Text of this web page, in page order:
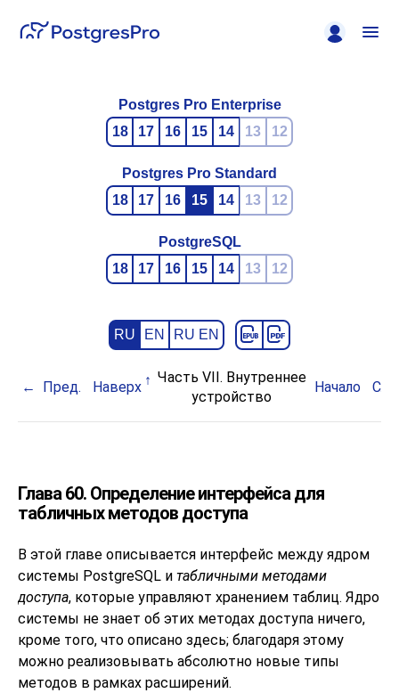
Postgres Pro Enterprise
18
17 16 15 14 13 12
Postgres Pro Standard
18
17 16 15 14 13 12
PostgreSQL
18
17 16 15 14 13 12
RU EN RU EN
Пред. Наверх
Часть VII. Внутреннее
устройство
Начало
Глава 60. Определение интерфейса для
табличных методов доступа
В этой главе описывается интерфейс между ядром
системы PostgreSQL и табличными методами
доступа, которые управляют хранением таблиц. Ядро
системы не знает об этих методах доступа ничего,
кроме того, что описано здесь; благодаря этому
можно реализовывать абсолютно новые типы
методов в рамках расширений.